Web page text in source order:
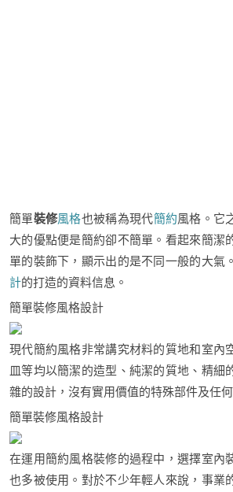
簡單裝修風格也被稱為現代簡約風格。它
大的優點便是簡約卻不簡單。看起來簡潔
單的裝飾下，顯示出的是不同一般的大氣
計的打造的資料信息。
簡單裝修風格設計
現代簡約風格非常講究材料的質地和室內
皿等均以簡潔的造型、純潔的質地、精
雜的設計，沒有實用價值的特殊部件及任
簡單裝修風格設計
在運用簡約風格裝修的過程中，選擇室內
也多被使用。對於不少年輕人來說，事業